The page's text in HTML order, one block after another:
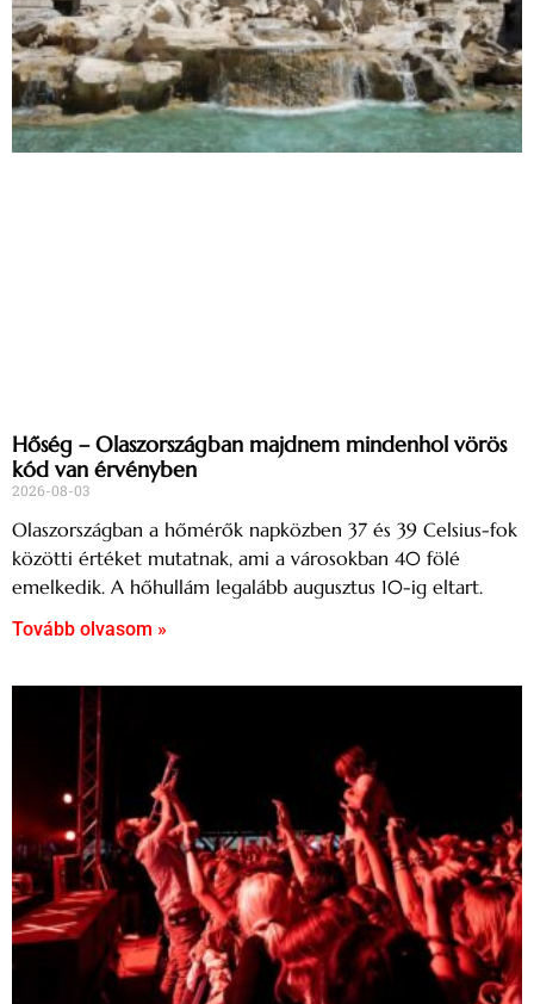
Hőség – Olaszországban majdnem mindenhol vörös
kód van érvényben
2026-08-03
Olaszországban a hőmérők napközben 37 és 39 Celsius-fok
közötti értéket mutatnak, ami a városokban 40 fölé
emelkedik. A hőhullám legalább augusztus 10-ig eltart.
Tovább olvasom »